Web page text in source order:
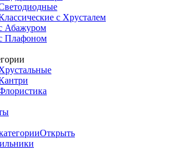
с Хрусталем
Абажуром
Плафоном
Открыть